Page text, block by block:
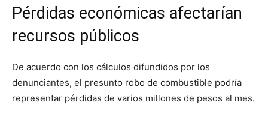
Pérdidas económicas afectarían
recursos públicos
De acuerdo con los cálculos difundidos por los
denunciantes, el presunto robo de combustible podría
representar pérdidas de varios millones de pesos al mes.